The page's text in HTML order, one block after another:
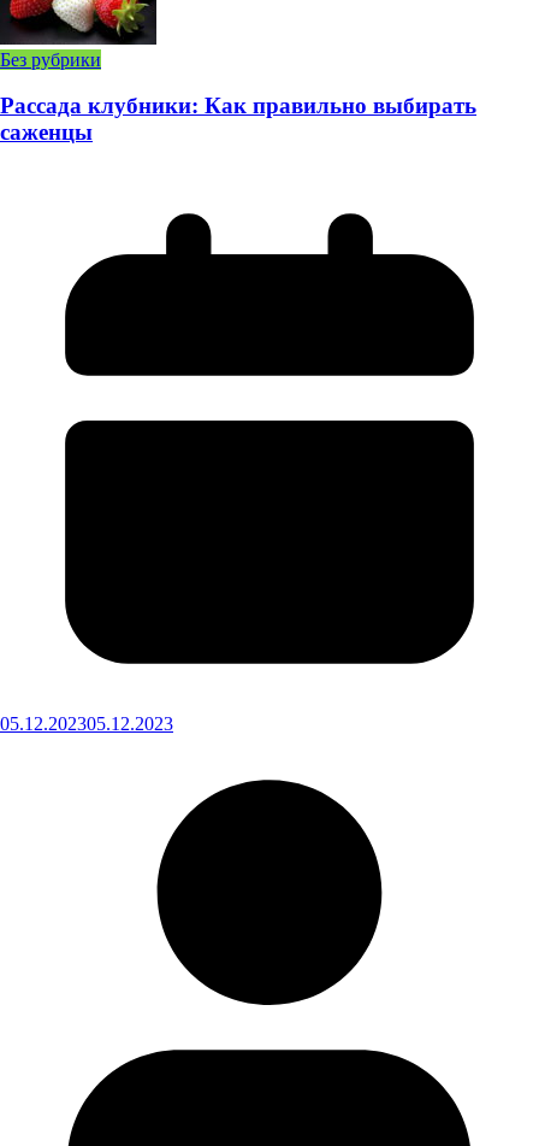
Без рубрики
Рассада клубники: Как правильно выбирать
саженцы
05.12.202305.12.2023